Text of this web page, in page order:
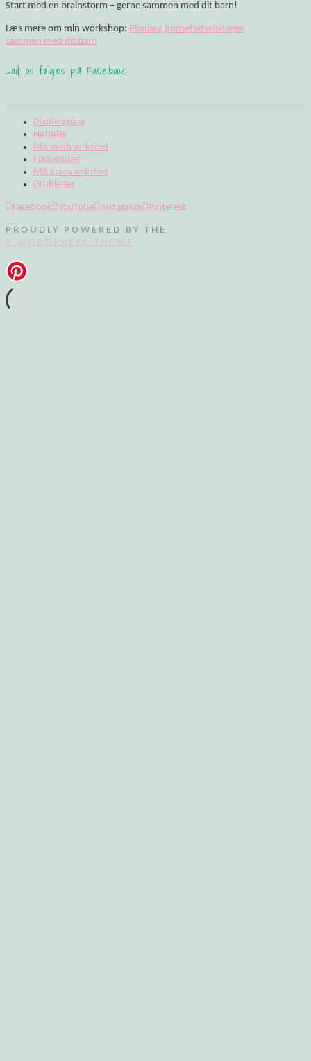
Start med en brainstorm – gerne sammen med dit barn!
Læs mere om min workshop: Planlæg børnefødselsdagen
sammen med dit barn
Lad os følges på Facebook:
Planlægning
Højtider
Mit madværksted
Fødselsdag
Mit kreaværksted
Grublerier
Facebook YouTube Instagram Pinterest
PROUDLY POWERED BY THE
X WORDPRESS THEME